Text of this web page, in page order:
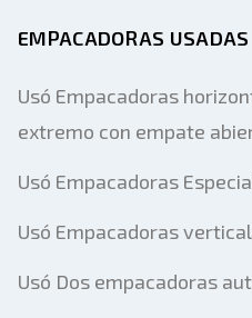
EMPACADORAS USADAS
Usó Empacadoras
extremo con empate
Usó Empacadoras
Usó Empacadoras
Usó Dos empacadoras